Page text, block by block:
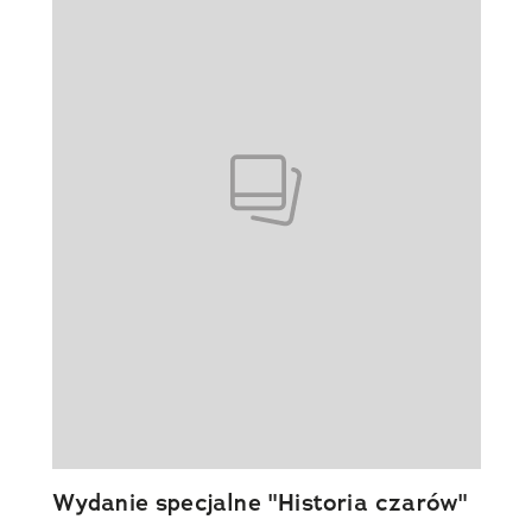
Wydanie specjalne "Historia czarów"